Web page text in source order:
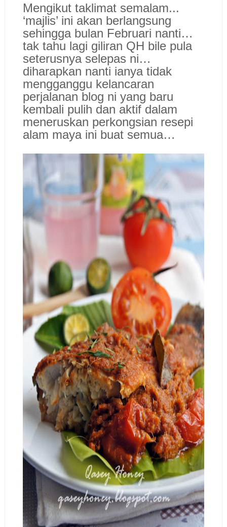
Mengikut taklimat semalam...
‘majlis’ ini akan berlangsung
sehingga bulan Februari nanti…
tak tahu lagi giliran QH bile pula
seterusnya selepas ni…
diharapkan nanti ianya tidak
mengganggu kelancaran
perjalanan blog ni yang baru
kembali pulih dan aktif dalam
meneruskan perkongsian resepi
alam maya ini buat semua…